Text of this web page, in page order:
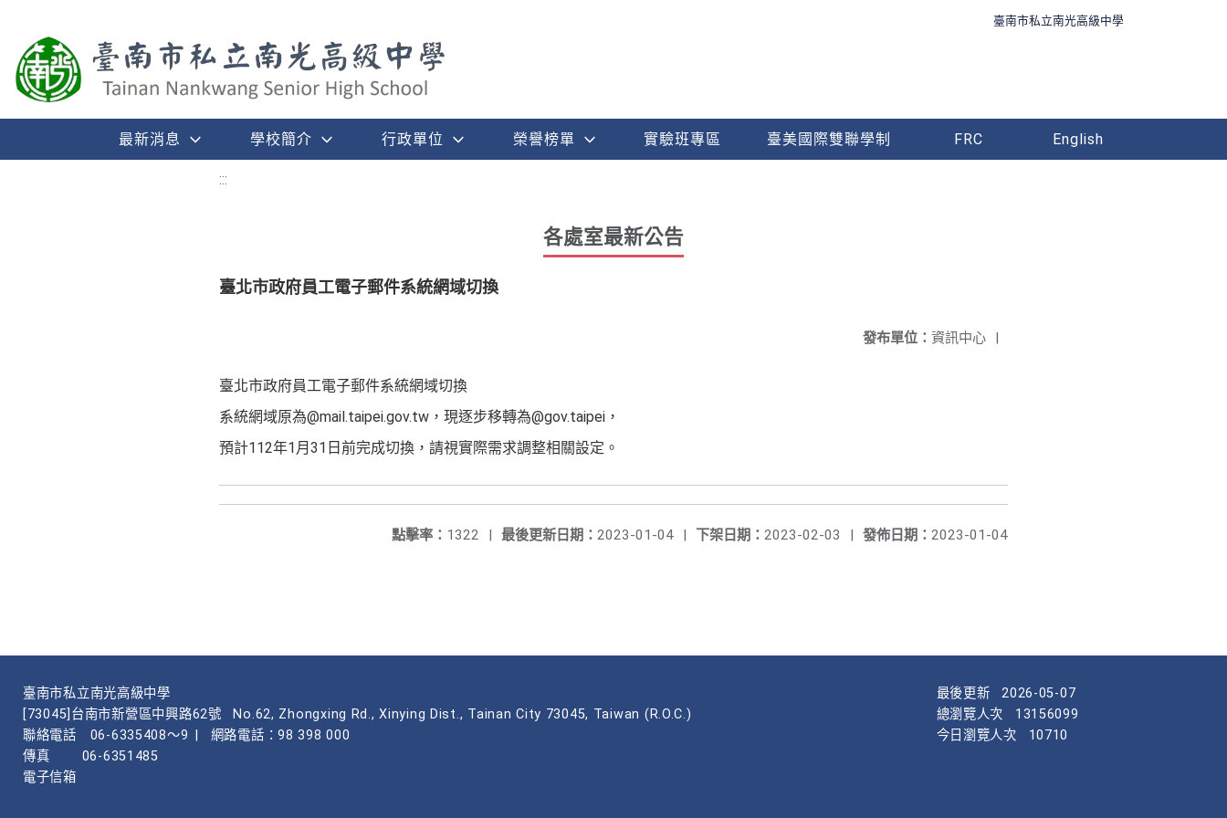
臺南市私立南光高級中學
最新消息 學校簡介 行政單位 榮譽榜單 實驗班專區 臺美國際雙聯學制 FRC English
:::
各處室最新公告
臺北市政府員工電子郵件系統網域切換
發布單位： 資訊中心 |
臺北市政府員工電子郵件系統網域切換
系統網域原為@mail.taipei.gov.tw，現逐步移轉為@gov.taipei，
預計112年1月31日前完成切換，請視實際需求調整相關設定。
發佈日期： 2023-01-04
下架日期： 2023-02-03 |
最後更新日期： 2023-01-04 |
點擊率： 1322 |
臺南市私立南光高級中學
[73045]台南市新營區中興路62號
No.62, Zhongxing Rd., Xinying Dist., Tainan City 73045, Taiwan (R.O.C.)
聯絡電話
06-6335408～9
網路電話：98 398 000
傳真
06-6351485
電子信箱
最後更新
2026-05-07
總瀏覽人次
13156099
今日瀏覽人次
10710